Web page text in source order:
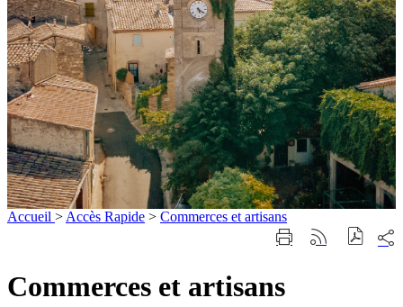
Accueil > Accès Rapide > Commerces et artisans
ImprimerGénérer
sur
Commerces et artisans